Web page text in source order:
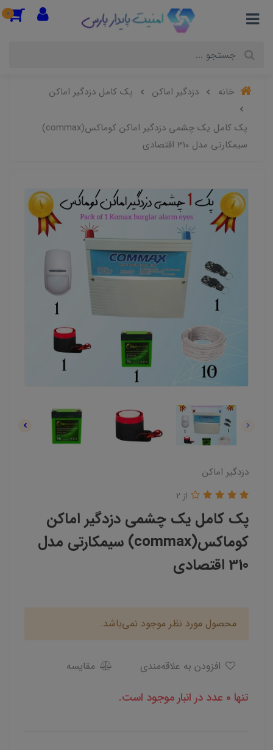
0
خانه دزدگیر اماکن پک کامل دزدگیر اماکن
پک کامل یک چشمی دزدگیر اماکن کوماکس(commax)
سیمکارتی مدل 310 اقتصادی
دزدگیر اماکن
پک کامل یک چشمی دزدگیر اماکن
کوماکس(commax) سیمکارتی مدل
310 اقتصادی
از 2
محصول مورد نظر موجود نمی‌باشد.
مقایسه
تنها 0 عدد در انبار موجود است.